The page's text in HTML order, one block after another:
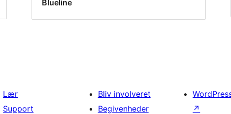
Blueline
Lær
Support
Bliv involveret
Begivenheder
↗